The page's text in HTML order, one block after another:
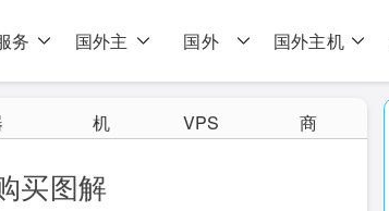
务 国外主
机
国外
VPS
国外主机
商
买图解